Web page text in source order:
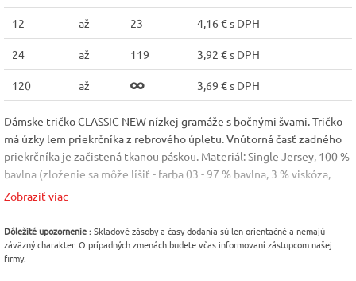
12 až 23 4,16 € s DPH
24 až 119 3,92 € s DPH
120 až 3,69 € s DPH
Dámske tričko CLASSIC NEW nízkej gramáže s bočnými švami. Tričko
má úzky lem priekrčníka z rebrového úpletu. Vnútorná časť zadného
priekrčníka je začistená tkanou páskou. Materiál: Single Jersey, 100 %
bavlna (zloženie sa môže líšiť - farba 03 - 97 % bavlna, 3 % viskóza,
farba 12 - 85 % bavlna, 15 % viskóza). Veľkosť: XS-2XL
Oranžová [11]
XS
Dámske
Materiál
Zobraziť viac
Dôležité upozornenie :Skladové zásoby a časy dodania sú len orientačné a nemajú
záväzný charakter. O prípadných zmenách budete včas informovaní zástupcom našej
firmy.